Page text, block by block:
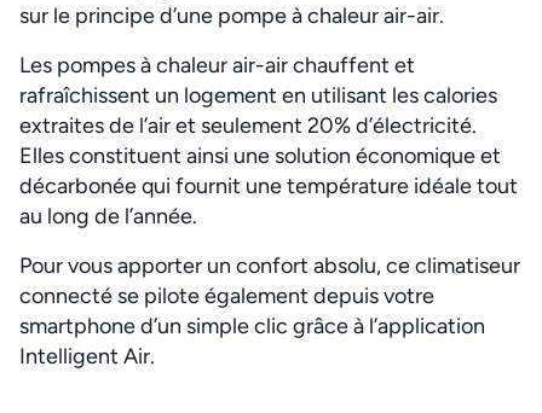
sur le principe d’une pompe à chaleur air-air.
Les pompes à chaleur air-air chauffent et
rafraîchissent un logement en utilisant les calories
extraites de l’air et seulement 20% d’électricité.
Elles constituent ainsi une solution économique et
décarbonée qui fournit une température idéale tout
au long de l’année.
Pour vous apporter un confort absolu, ce climatiseur
connecté se pilote également depuis votre
smartphone d’un simple clic grâce à l’application
Intelligent Air.